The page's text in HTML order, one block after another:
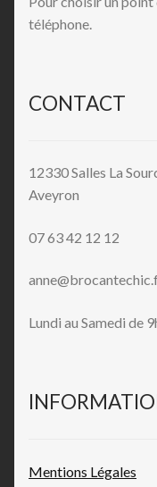
téléphone.
CONTACT
12330 Salles La
Aveyron
07 63 42 12 12
Lundi au Samedi de
Mentions L égales